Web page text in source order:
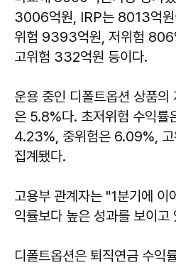
3006억원, IRP는 8013억원
위험 9393억원, 저위험 806
고위험 332억원 등이다.
운용 중인 디폴트옵션 상품
은 5.8%다. 초저위험 수익
4.23%, 중위험은 6.09%,
집계됐다.
고용부 관계자는 "1분기에
익률보다 높은 성과를 보이고
디폴트옵션은 퇴직연금 수익